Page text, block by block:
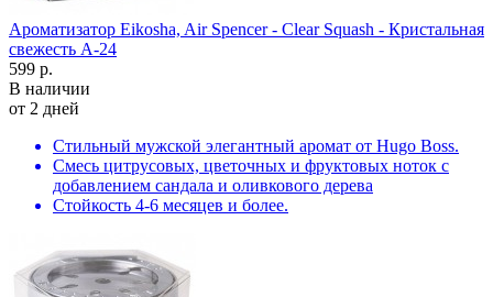
Ароматизатор Eikosha, Air Spencer - Clear Squash - Кристальная
свежесть A-24
599 р.
В наличии
от 2 дней
Стильный мужской элегантный аромат от Hugo Boss.
Смесь цитрусовых, цветочных и фруктовых ноток с
добавлением сандала и оливкового дерева
Стойкость 4-6 месяцев и более.